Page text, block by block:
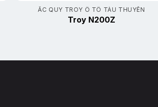
ẮC QUY TROY Ô TÔ TÀU THUYỀN
Troy N200Z